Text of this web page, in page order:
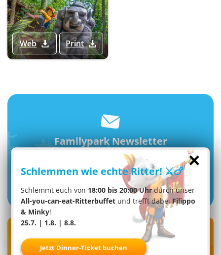
Web Print
Familypark Newsletter
Jetzt anmelden
Folge uns auf
Social Media!
×
Schlemmen wie echte Ritter! ⚔️🍗
Schlemmt euch von 18:00 bis 20:00 Uhrdurch unser
All-you-can-eat-Ritterbuffet und trefft dabeiFilippo
& Minky!
25.7. | 1.8. | 8.8.
Jetzt Dinner-Ticket buchen